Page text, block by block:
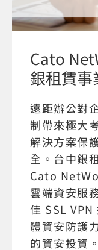
Cato
銀租賃
遠距辦公對
制帶來極大
解決方案保
全。台中銀
Cato
雲端資安服
佳 SSL
體資安防護
的資安投資。